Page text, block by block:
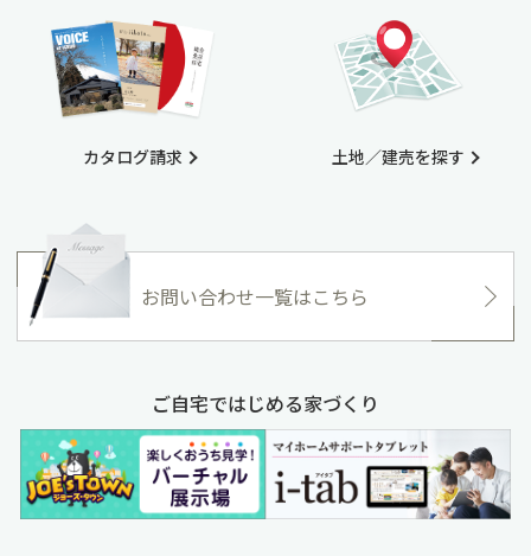
カタログ請求 土地／建売を探す
お問い合わせ一覧はこちら
ご自宅ではじめる家づくり